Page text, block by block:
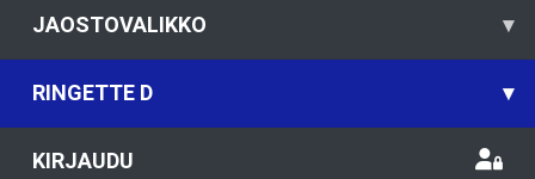
JAOSTOVALIKKO ▾
RINGETTE D ▾
KIRJAUDU